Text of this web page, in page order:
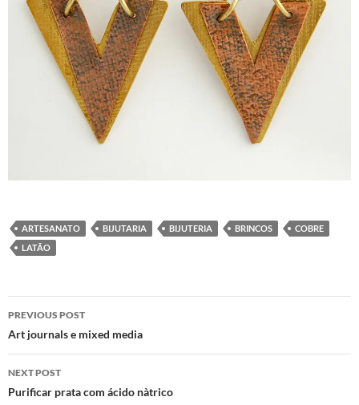
ARTESANATO BIJUTARIA BIJUTERIA BRINCOS
COBRE
LATÃO
Post
navigation
PREVIOUS POST
Art journals e mixed media
NEXT POST
Purificar prata com ácido nà­trico